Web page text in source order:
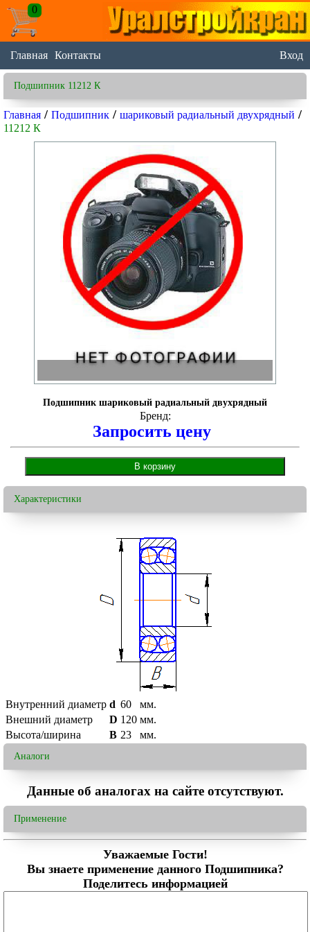
0
Главная Контакты Вход
Подшипник 11212 К
Главная / Подшипник / шариковый радиальный двухрядный /
11212 К
Подшипник шариковый радиальный двухрядный
Бренд:
Запросить цену
Характеристики
Внутренний диаметр d 60
мм.
Внешний диаметр
D 120 мм.
Высота/ширина
B 23 мм.
Аналоги
Данные об аналогах на сайте отсутствуют.
Применение
Уважаемые Гости!
Вы знаете применение данного Подшипника?
Поделитесь информацией